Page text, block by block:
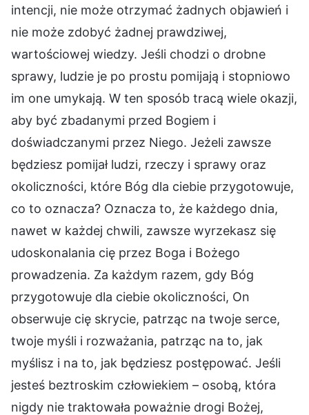
intencji, nie może otrzymać żadnych objawień i
nie może zdobyć żadnej prawdziwej,
wartościowej wiedzy. Jeśli chodzi o drobne
sprawy, ludzie je po prostu pomijają i stopniowo
im one umykają. W ten sposób tracą wiele okazji,
aby być zbadanymi przed Bogiem i
doświadczanymi przez Niego. Jeżeli zawsze
będziesz pomijał ludzi, rzeczy i sprawy oraz
okoliczności, które Bóg dla ciebie przygotowuje,
co to oznacza? Oznacza to, że każdego dnia,
nawet w każdej chwili, zawsze wyrzekasz się
udoskonalania cię przez Boga i Bożego
prowadzenia. Za każdym razem, gdy Bóg
przygotowuje dla ciebie okoliczności, On
obserwuje cię skrycie, patrząc na twoje serce,
twoje myśli i rozważania, patrząc na to, jak
myślisz i na to, jak będziesz postępować. Jeśli
jesteś beztroskim człowiekiem – osobą, która
nigdy nie traktowała poważnie drogi Bożej,